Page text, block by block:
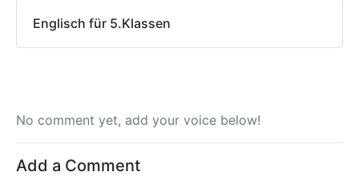
Englisch für 5.Klassen
No comment yet, add your voice below!
Add a Comment